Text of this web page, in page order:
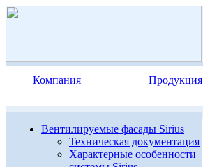
Компания Продукция
Вентилируемые фасады Sirius
Техническая документация
Характерные особенности